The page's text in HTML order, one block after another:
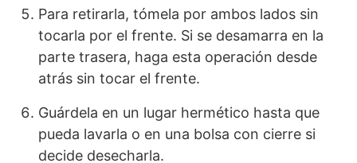
Para retirarla, tómela por ambos lados sin
tocarla por el frente. Si se desamarra en la
parte trasera, haga esta operación desde
atrás sin tocar el frente.
Guárdela en un lugar hermético hasta que
pueda lavarla o en una bolsa con cierre si
decide desecharla.